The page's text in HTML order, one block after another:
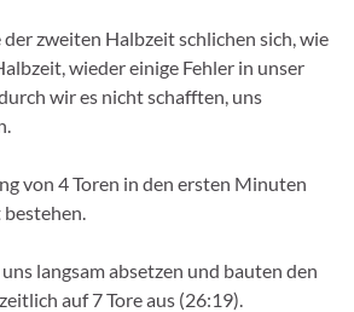
zweiten Halbzeit schlichen sich, wie
wieder einige Fehler in unser
wir es nicht schafften, uns
von 4 Toren in den ersten Minuten
langsam absetzen und bauten den
auf 7 Tore aus (26:19).